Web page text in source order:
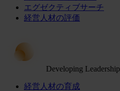
エグゼクティブサーチ
経営人材の評価
Developing Leadership
経営人材の育成